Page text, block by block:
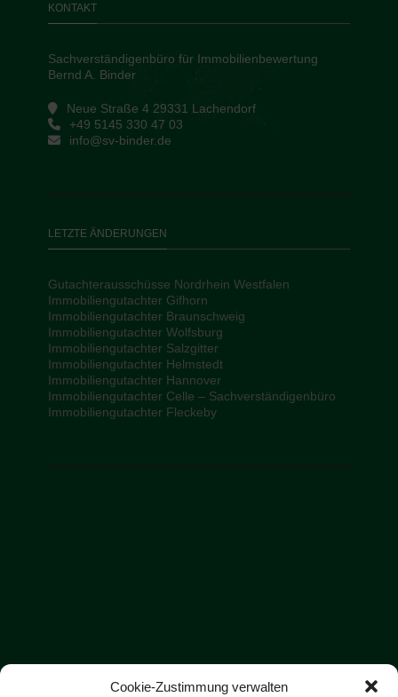
Cookie-Zustimmung verwalten
KONTAKT
Sachverständigenbüro für Immobilienbewertung
Bernd A. Binder
Neue Straße 4 29331 Lachendorf
+49 5145 330 47 03
info@sv-binder.de
LETZTE ÄNDERUNGEN
Gutachterausschüsse Nordrhein Westfalen
Immobiliengutachter Gifhorn
Immobiliengutachter Braunschweig
Immobiliengutachter Wolfsburg
Immobiliengutachter Salzgitter
Immobiliengutachter Helmstedt
Immobiliengutachter Hannover
Immobiliengutachter Celle – Sachverständigenbüro
Immobiliengutachter Fleckeby